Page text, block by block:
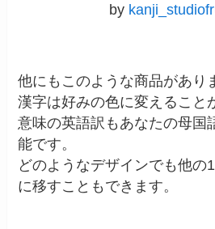
by
他にもこのような商品があり
漢字は好みの色に変えること
意味の英語訳もあなたの母国
能です。
どのようなデザインでも他の
に移すこともできます。